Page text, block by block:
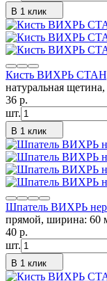
В 1 клик
Кисть ВИХРЬ
натуральная
36 p.
шт.
В 1 клик
Шпатель ВИХРЬ
прямой, ширина: 60
40 p.
шт.
В 1 клик